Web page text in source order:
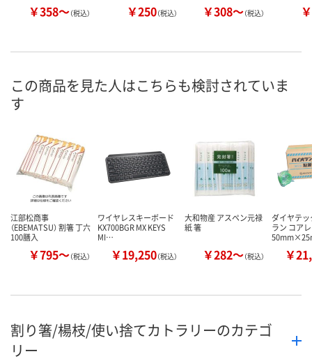
￥358～（税込） ￥250（税込） ￥308～（税込）
この商品を見た人はこちらも検討されていま
す
江部松商事
（EBEMATSU） 割箸 丁六
100膳入
￥795～（税込）
ワイヤレスキーボード
KX700BGR MX KEYS
MI…
￥19,250（税込）
大和物産 アスペン元禄
紙 箸
￥282～（税込）
ダイヤテ
ラン コア
￥
割り箸/楊枝/使い捨てカトラリーのカテゴ
リー